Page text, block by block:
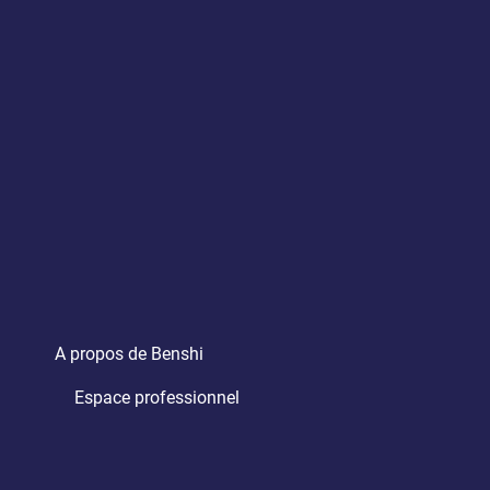
A propos de Benshi
Espace professionnel